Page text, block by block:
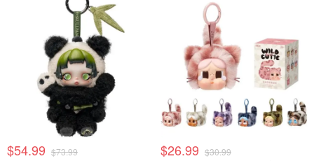
$54.99 $73.99 $26.99 $30.99